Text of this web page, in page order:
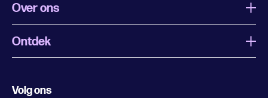
Over ons
Wat is Uitagenda Rotterdam
Ontdek
Volg ons